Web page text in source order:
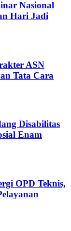
Nasional
Hari Jadi
ASN
Tata Cara
Disabilitas
Enam
OPD Teknis,